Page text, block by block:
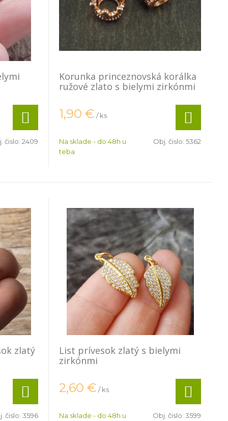
čislo: 2409
Korunka princeznovská korálka
ružové zlato s bielymi zirkónmi
1,90 € / ks
Na sklade - do 48h u
teba
Obj. čislo: 5362
zlatý
čislo: 3596
List prívesok zlatý s bielymi
zirkónmi
2,60 € / ks
Na sklade - do 48h u
Obj. čislo: 3599